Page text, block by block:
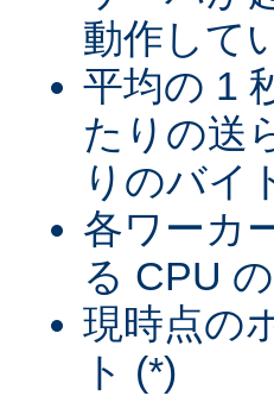
動作して
平均の 1
たりの送
りのバイ
各ワーカ
る CPU
現時点の
ト (*)